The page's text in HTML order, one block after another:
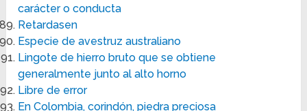
carácter o conducta
Retardasen
Especie de avestruz australiano
Lingote de hierro bruto que se obtiene
generalmente junto al alto horno
Libre de error
En Colombia, corindón, piedra preciosa